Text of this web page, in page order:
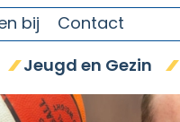
bij Contact
Jeugd en Gezin